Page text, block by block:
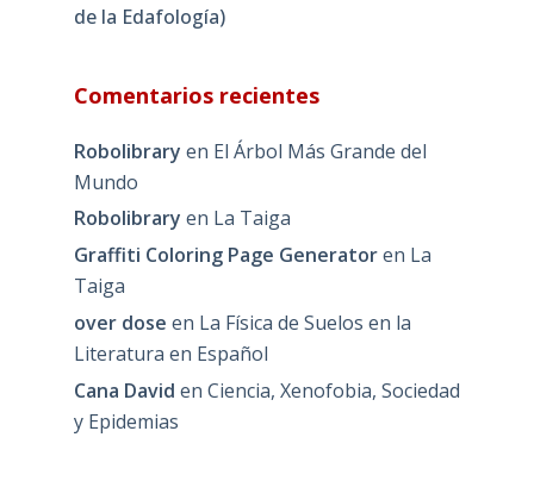
de la Edafología)
Comentarios recientes
Robolibrary en El Árbol Más Grande del
Mundo
Robolibrary en La Taiga
Graffiti Coloring Page Generatoren La
Taiga
over dose en La Física de Suelos en la
Literatura en Español
Cana David en Ciencia, Xenofobia, Sociedad
y Epidemias